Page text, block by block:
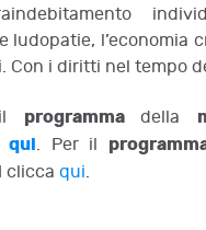
ludopatie, l’economia
Con i diritti nel tempo
programmadella
qui. Per il
clicca qui.